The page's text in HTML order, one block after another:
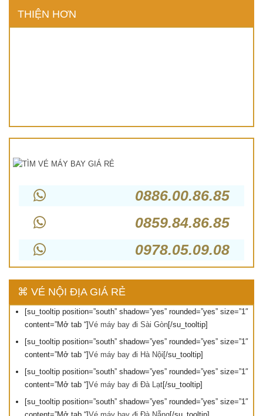
THIỆN HƠN
0886.00.86.85
0859.84.86.85
0978.05.09.08
⌘ VÉ NỘI ĐỊA GIÁ RẺ
[su_tooltip position=”south” shadow=”yes” rounded=”yes” size=”1″
content=”Mở tab “]Vé máy bay đi Sài Gòn[/su_tooltip]
[su_tooltip position=”south” shadow=”yes” rounded=”yes” size=”1″
content=”Mở tab “]Vé máy bay đi Hà Nội [/su_tooltip]
[su_tooltip position=”south” shadow=”yes” rounded=”yes” size=”1″
content=”Mở tab “]Vé máy bay đi Đà Lạt[/su_tooltip]
[su_tooltip position=”south” shadow=”yes” rounded=”yes” size=”1″